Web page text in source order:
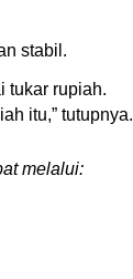
stabil.
tukar rupiah.
itu,” tutupnya.
melalui: